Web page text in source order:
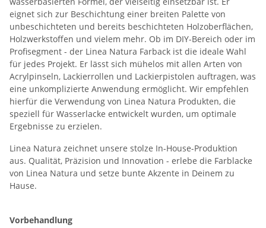
eignet sich zur Beschichtung einer breiten Palette von
unbeschichteten und bereits beschichteten Holzoberflächen,
Holzwerkstoffen und vielem mehr. Ob im DIY-Bereich oder im
Profisegment - der Linea Natura Farback ist die ideale Wahl
für jedes Projekt. Er lässt sich mühelos mit allen Arten von
Acrylpinseln, Lackierrollen und Lackierpistolen auftragen, was
eine unkomplizierte Anwendung ermöglicht. Wir empfehlen
hierfür die Verwendung von Linea Natura Produkten, die
speziell für Wasserlacke entwickelt wurden, um optimale
Ergebnisse zu erzielen.
Linea Natura zeichnet unsere stolze In-House-Produktion
aus. Qualität, Präzision und Innovation - erlebe die Farblacke
von Linea Natura und setze bunte Akzente in Deinem zu
Hause.
Vorbehandlung